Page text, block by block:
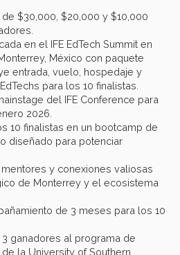
$30,000, $20,000 y $10,000
en el IFE EdTech Summit en
México con paquete
entrada, vuelo, hospedaje y
para los 10 finalistas.
del IFE Conference para
2026.
10 finalistas en un bootcamp de
diseñado para potenciar
y conexiones valiosas
de Monterrey y el ecosistema
de 3 meses para los 10
ganadores al programa de
la University of Southern